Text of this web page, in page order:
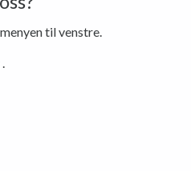
til venstre.
.